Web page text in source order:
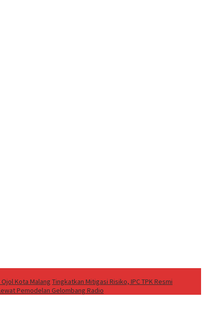
Kota Malang Tingkatkan Mitigasi Risiko, IPC TPK Resmi
Pemodelan Gelombang Radio